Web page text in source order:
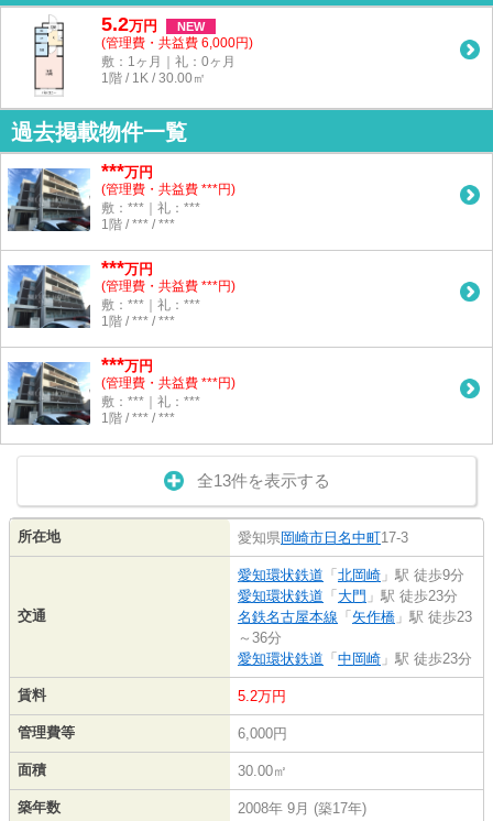
5.2万円 NEW
(管理費・共益費 6,000円)
敷：1ヶ月｜礼：0ヶ月
1階 / 1K / 30.00㎡
過去掲載物件一覧
***万円
(管理費・共益費 ***円)
敷：***｜礼：***
1階 / *** / ***
***万円
(管理費・共益費 ***円)
敷：***｜礼：***
1階 / *** / ***
***万円
(管理費・共益費 ***円)
敷：***｜礼：***
1階 / *** / ***
全13件を表示する
所在地 愛知県岡崎市 日名中町17-3
交通
愛知環状鉄道 「 北岡崎 」駅 徒歩9分
愛知環状鉄道 「 大門 」駅 徒歩23分
名鉄名古屋本線 「 矢作橋 」駅 徒歩23
～36分
愛知環状鉄道 「 中岡崎 」駅 徒歩23分
賃料 5.2万円
管理費等 6,000円
面積 30.00㎡
築年数 2008年 9月 (築17年)